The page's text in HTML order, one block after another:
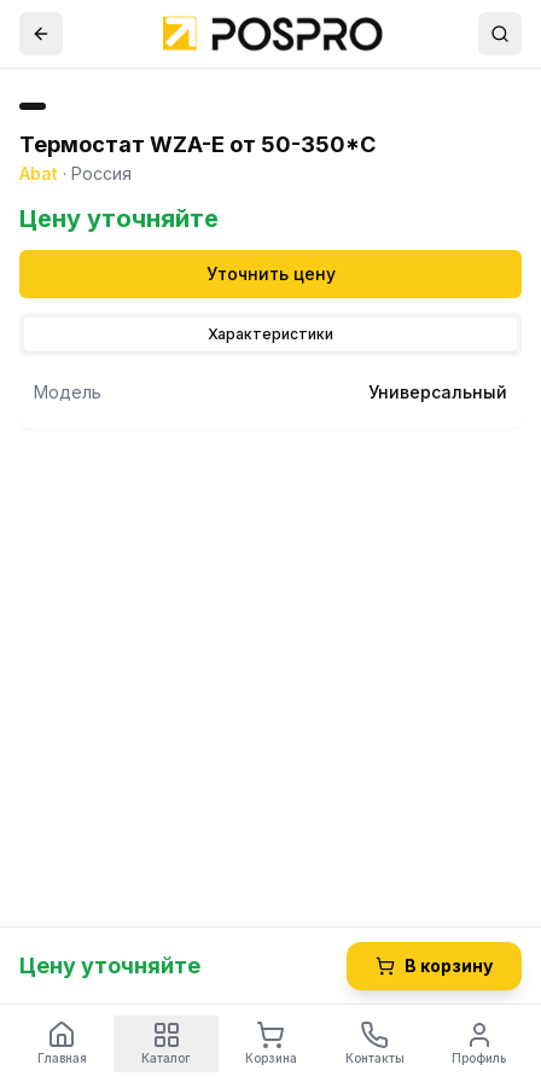
Термостат WZA-E от 50-350*С
Abat · Россия
Цену уточняйте
Уточнить цену
Характеристики
Модель Универсальный
Цену уточняйте В корзину
Главная Каталог Корзина Контакты Профиль